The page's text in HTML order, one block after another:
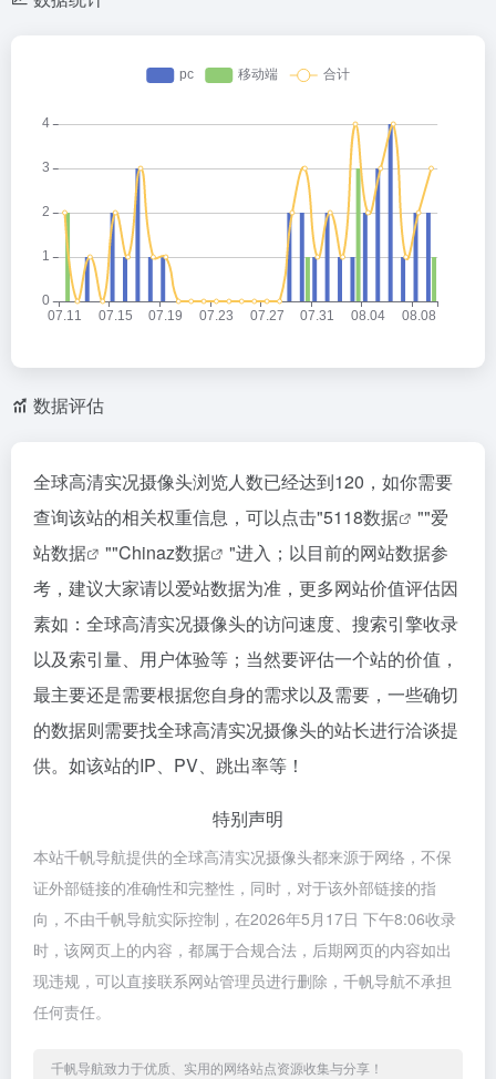
数据评估
全球高清实况摄像头浏览人数已经达到120，如你需要
查询该站的相关权重信息，可以点击"5118数据 ""爱
站数据
""Chinaz数据
"进入；以目前的网站数据参
考，建议大家请以爱站数据为准，更多网站价值评估因
素如：全球高清实况摄像头的访问速度、搜索引擎收录
以及索引量、用户体验等；当然要评估一个站的价值，
最主要还是需要根据您自身的需求以及需要，一些确切
的数据则需要找全球高清实况摄像头的站长进行洽谈提
供。如该站的IP、PV、跳出率等！
特别声明
本站千帆导航提供的全球高清实况摄像头都来源于网络，不保
证外部链接的准确性和完整性，同时，对于该外部链接的指
向，不由千帆导航实际控制，在2026年5月17日 下午8:06收录
时，该网页上的内容，都属于合规合法，后期网页的内容如出
现违规，可以直接联系网站管理员进行删除，千帆导航不承担
任何责任。
千帆导航致力于优质、实用的网络站点资源收集与分享！